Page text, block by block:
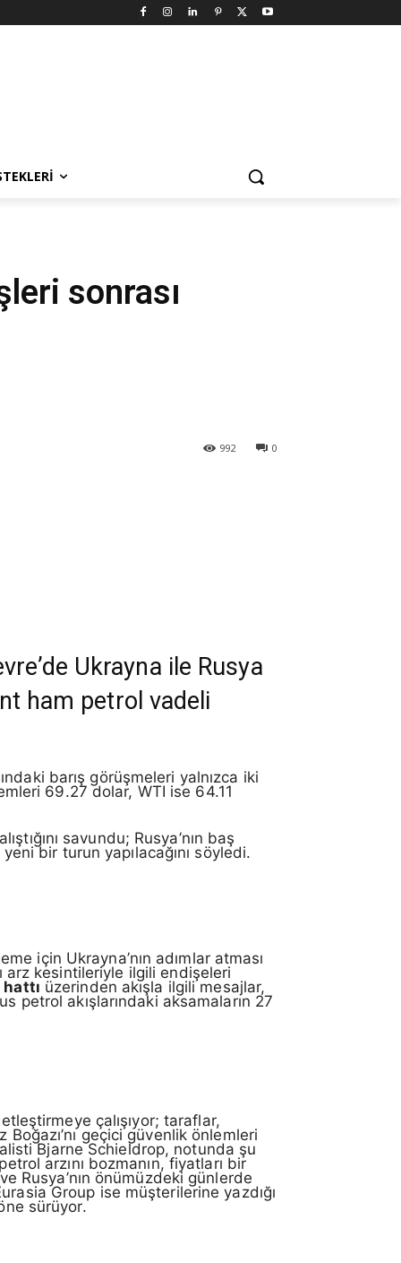
sonrası
0
992
Ukrayna ile Rusya
ham petrol vadeli
barış görüşmeleri yalnızca iki
69.27 dolar, WTI ise 64.11
savundu; Rusya’nın baş
bir turun yapılacağını söyledi.
için Ukrayna’nın adımlar atması
arz kesintileriyle ilgili endişeleri
üzerinden akışla ilgili mesajlar,
petrol akışlarındaki aksamaların 27
çalışıyor; taraflar,
geçici güvenlik önlemleri
Bjarne Schieldrop, notunda şu
arzını bozmanın, fiyatları bir
Rusya’nın önümüzdeki günlerde
Group ise müşterilerine yazdığı
sürüyor.